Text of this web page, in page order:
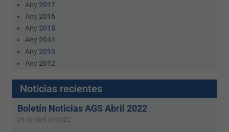
Any 2017
Any 2016
Any 2015
Any 2014
Any 2013
Any 2012
Noticias recientes
Boletín Noticias AGS Abril 2022
29 de abril de 2022